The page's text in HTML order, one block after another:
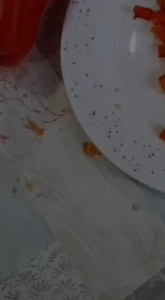
Preparación
Corta el
junto a la carne